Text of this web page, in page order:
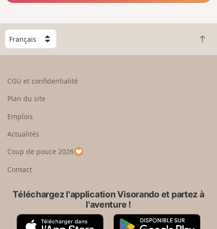
C
h
o
e
u
p
a
R
e
CGU et confidentialité
Plan du site
Emplois
Actualités
Coup de pouce 2026
Contact
Téléchargez l'application Visorando et partez à
l'aventure !
A
G